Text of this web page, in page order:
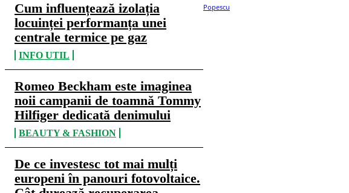
Cum influențează izolația
locuinței performanța unei
centrale termice pe gaz
INFO UTIL
Romeo Beckham este imaginea
noii campanii de toamnă Tommy
Hilfiger dedicată denimului
BEAUTY & FASHION
De ce investesc tot mai mulți
europeni în panouri fotovoltaice.